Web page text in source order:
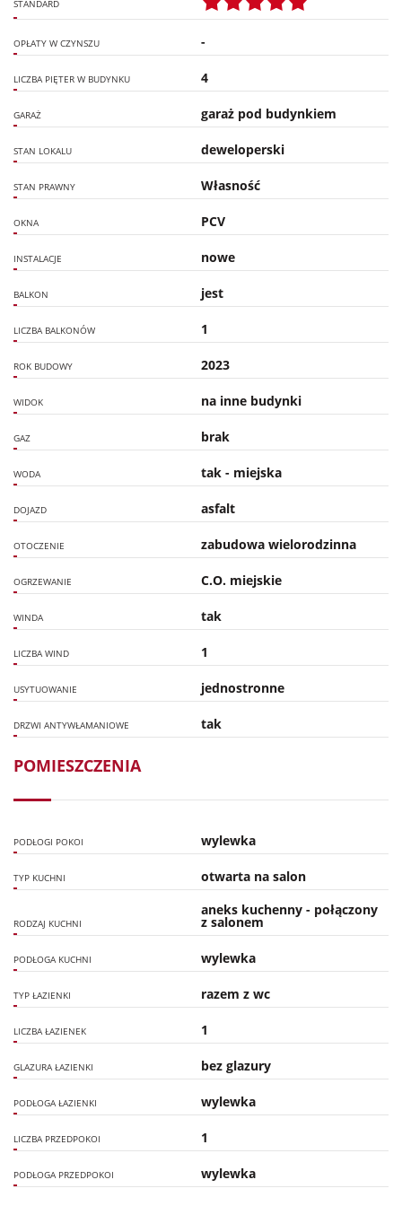
STANDARD
OPŁATY W CZYNSZU -
LICZBA PIĘTER W BUDYNKU 4
GARAŻ garaż pod budynkiem
STAN LOKALU deweloperski
STAN PRAWNY Własność
OKNA PCV
INSTALACJE nowe
BALKON jest
LICZBA BALKONÓW 1
ROK BUDOWY 2023
WIDOK na inne budynki
GAZ brak
WODA tak - miejska
DOJAZD asfalt
OTOCZENIE zabudowa wielorodzinna
OGRZEWANIE C.O. miejskie
WINDA tak
LICZBA WIND 1
USYTUOWANIE jednostronne
DRZWI ANTYWŁAMANIOWE tak
POMIESZCZENIA
PODŁOGI POKOI wylewka
TYP KUCHNI otwarta na salon
RODZAJ KUCHNI
aneks kuchenny - połączony
z salonem
PODŁOGA KUCHNI wylewka
TYP ŁAZIENKI razem z wc
LICZBA ŁAZIENEK 1
GLAZURA ŁAZIENKI bez glazury
PODŁOGA ŁAZIENKI wylewka
LICZBA PRZEDPOKOI 1
PODŁOGA PRZEDPOKOI wylewka